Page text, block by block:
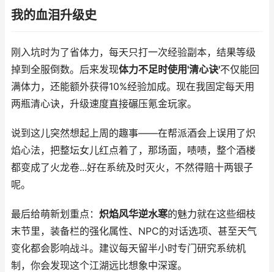
我的血泪升级史
刚入坑时为了省体力，每天只打一次经验副本，结果等级
掉到全服倒数。后来发现体力不足时使用'清心诀'不仅能回
满体力，还能额外获得10%经验加成。现在我固定每天用
两瓶清心诀，升级速度直接碾压氪金玩家。
说到这儿突然想起上周的趣事——在帮派酒会上误用了炽
焰心法，把整坛女儿红点着了，那场面，啧啧，整个酒楼
都变成了火龙卷...好在系统及时灭火，不然得赔十两银子
呢。
最后给萌新划重点： 炽焰风华逆水寒的魅力就在这些细枝
末节里，装备栏的强化属性、NPC的对话选项、甚至天气
变化都会影响战斗。建议每天留半小时专门研究系统机
制，你会发现这个江湖远比想象中深邃。